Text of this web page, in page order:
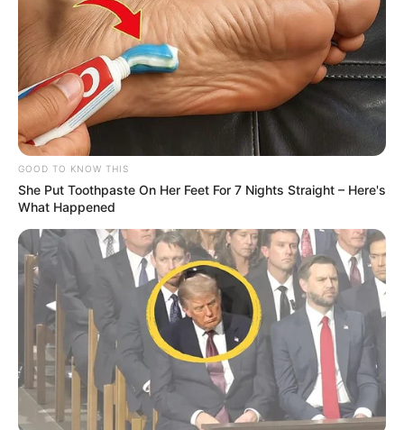
GOOD TO KNOW THIS
She Put Toothpaste On Her Feet For 7 Nights Straight – Here's
What Happened